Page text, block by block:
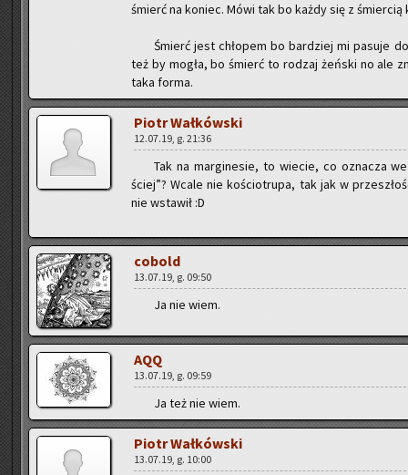
śmierć na ko­niec. Mówi tak bo każdy się z
Śmierć jest chło­pem bo bar­dziej mi pa­su­je
też by mogła, bo śmierć to ro­dzaj żeń­ski no ale
taka forma.
Piotr Wał­ków­ski
12.07.19, g. 21:36
Tak na mar­gi­ne­sie, to wie­cie, co ozna­cza
ściej”? Wcale nie ko­ścio­tru­pa, tak jak w
nie wsta­wił :D
co­bold
13.07.19, g. 09:50
Ja nie wiem.
AQQ
13.07.19, g. 09:59
Ja też nie wiem.
Piotr Wał­ków­ski
13.07.19, g. 10:00